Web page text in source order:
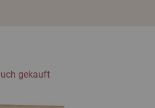
gekauft